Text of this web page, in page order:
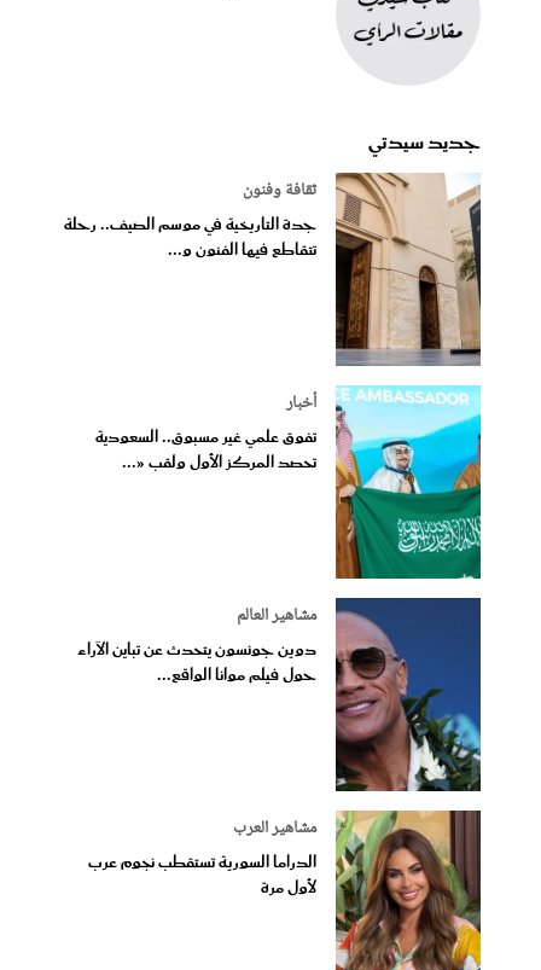
جديد سيدتي
ثقافة وفنون
جدة التاريخية في موسم الصيف.. رحلة
تتقاطع فيها الفنون و...
أخبار
تفوق علمي غير مسبوق.. السعودية
تحصد المركز الأول ولقب «...
مشاهير العالم
دوين جونسون يتحدث عن تباين الآراء
حول فيلم موانا الواقع...
مشاهير العرب
الدراما السورية تستقطب نجوم عرب
لأول مرة